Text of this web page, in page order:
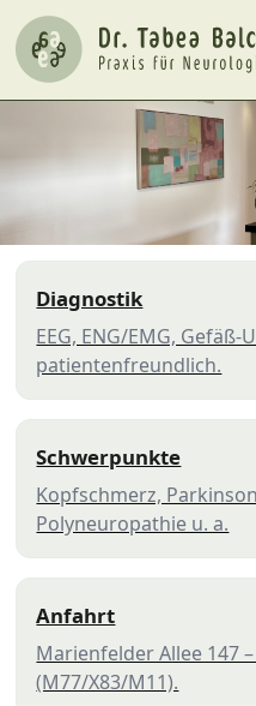
Diagnostik
EEG, ENG/EMG,
patientenfreundlich.
Schwerpunkte
Kopfschmerz,
Polyneuropathie u. a.
Anfahrt
Marienfelder Allee 147
(M77/X83/M11).